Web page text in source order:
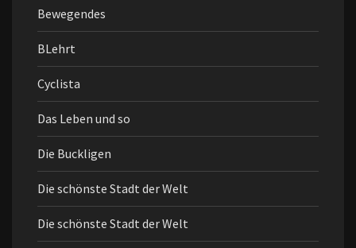
Bewegendes
BLehrt
Cyclista
Das Leben und so
Die Buckligen
Die schönste Stadt der Welt
Die schönste Stadt der Welt